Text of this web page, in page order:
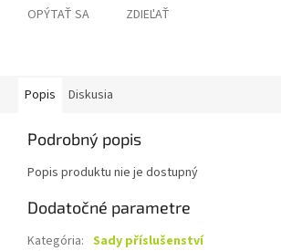
OPÝTAŤ SA ZDIEĽAŤ
Popis Diskusia
Podrobný popis
Popis produktu nie je dostupný
Dodatočné parametre
Kategória: Sady příslušenství